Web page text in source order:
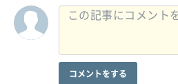
コメントをする